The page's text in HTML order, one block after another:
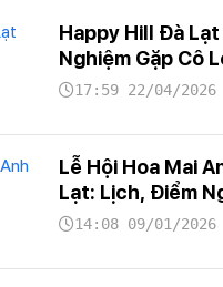
Happy Hill Đà
Nghiệm Gặp Cô
Tour 1 Ngày
17:59 22/04/2026
Lễ Hội Hoa Mai
Lạt: Lịch, Điểm
Nghiệm
14:08 09/01/2026